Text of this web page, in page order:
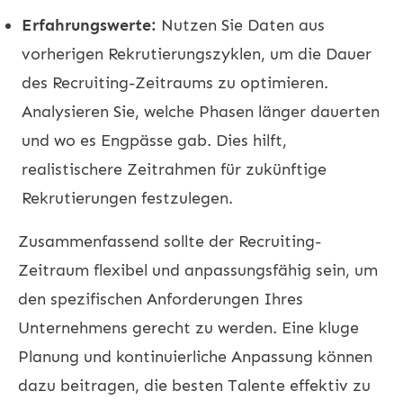
Erfahrungswerte: Nutzen Sie Daten aus
vorherigen Rekrutierungszyklen, um die Dauer
des Recruiting-Zeitraums zu optimieren.
Analysieren Sie, welche Phasen länger dauerten
und wo es Engpässe gab. Dies hilft,
realistischere Zeitrahmen für zukünftige
Rekrutierungen festzulegen.
Zusammenfassend sollte der Recruiting-
Zeitraum flexibel und anpassungsfähig sein, um
den spezifischen Anforderungen Ihres
Unternehmens gerecht zu werden. Eine kluge
Planung und kontinuierliche Anpassung können
dazu beitragen, die besten Talente effektiv zu